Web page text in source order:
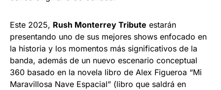
Este 2025, Rush Monterrey Tribute estarán
presentando uno de sus mejores shows enfocado en
la historia y los momentos más significativos de la
banda, además de un nuevo escenario conceptual
360 basado en la novela libro de Alex Figueroa “Mi
Maravillosa Nave Espacial” (libro que saldrá en